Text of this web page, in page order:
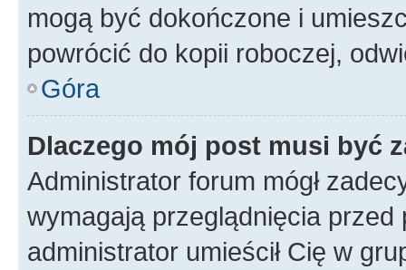
mogą być dokończone i
powrócić do kopii roboczej,
Góra
Dlaczego mój post musi być
Administrator forum mógł
wymagają przeglądnięcia
administrator umieścił Cię w